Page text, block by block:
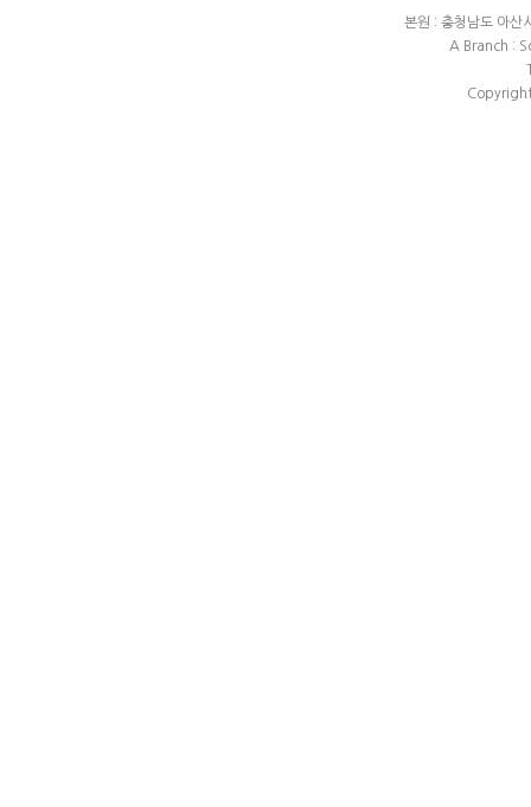
본원 : 충청남도 아
A Branch :